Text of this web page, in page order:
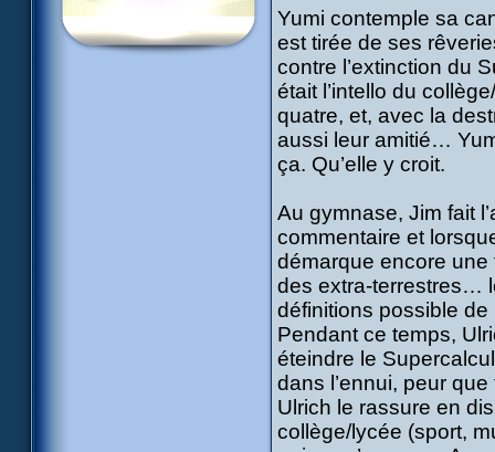
Yumi contemple sa
est tirée de ses
contre l’extinction du
était l’intello du
quatre, et, avec la
aussi leur amitié…
ça. Qu’elle y croit.
Au gymnase, Jim fait
commentaire et
démarque encore une
des extra-terrestres…
définitions possible
Pendant ce temps,
éteindre le
dans l’ennui, peur
Ulrich le rassure en
collège/lycée (sport,